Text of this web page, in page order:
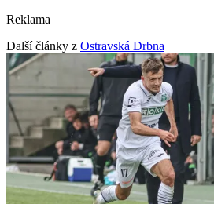
Reklama
Další články z Ostravská Drbna